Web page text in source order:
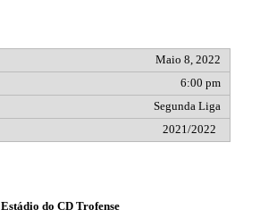
Maio 8, 2022
6:00 pm
Segunda Liga
2021/2022
Estádio do CD Trofense